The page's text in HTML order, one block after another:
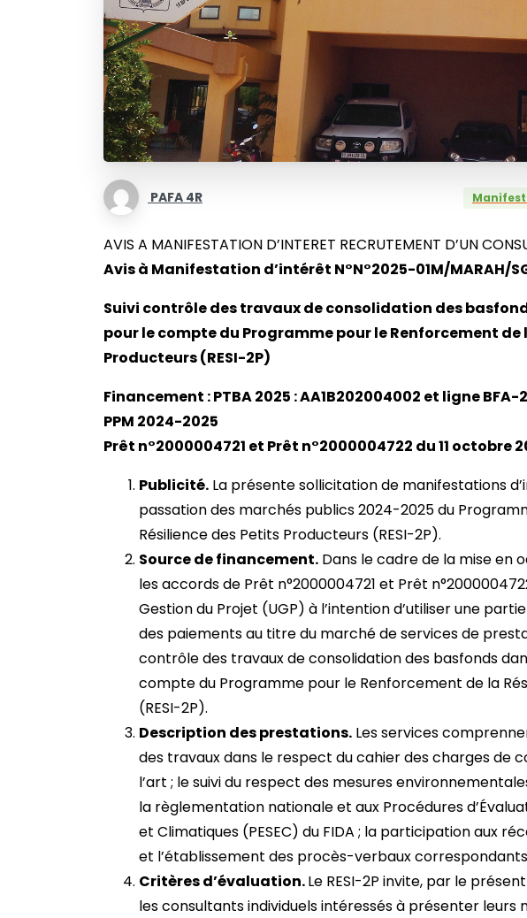
PAFA 4R
AVIS A MANIFESTATION D’INTERET RECRUTEMENT D’UN
Avis à Manifestation d’intérêt N°N°2025-01M/MARAH/
Suivi contrôle des travaux de consolidation des
pour le compte du Programme pour le Renforcement de
Producteurs (RESI-2P)
Financement : PTBA 2025 : AA1B202004002 et ligne
PPM 2024-2025
Prêt n°2000004721 et Prêt n°2000004722 du 11 octobre
Publicité. La présente sollicitation de manifestations
passation des marchés publics 2024-2025 du
Résilience des Petits Producteurs (RESI-2P).
Source de financement. Dans le cadre de la mise en
les accords de Prêt n°2000004721 et Prêt
Gestion du Projet (UGP) à l’intention d’utiliser une
des paiements au titre du marché de services de
contrôle des travaux de consolidation des basfonds
compte du Programme pour le Renforcement de la
(RESI-2P).
Description des prestations. Les services
des travaux dans le respect du cahier des charges de
l’art ; le suivi du respect des mesures
la règlementation nationale et aux Procédures
et Climatiques (PESEC) du FIDA ; la participation aux
et l’établissement des procès-verbaux
Critères d’évaluation.Le RESI-2P invite, par le
les consultants individuels intéressés à présenter leurs